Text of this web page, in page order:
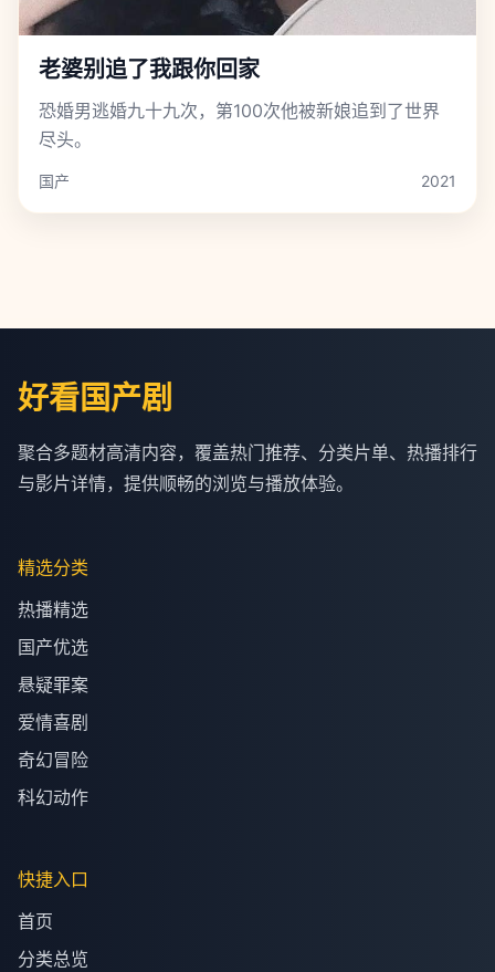
老婆别追了我跟你回家
恐婚男逃婚九十九次，第100次他被新娘追到了世界
尽头。
国产 2021
好看国产剧
聚合多题材高清内容，覆盖热门推荐、分类片单、热播排行
与影片详情，提供顺畅的浏览与播放体验。
精选分类
热播精选
国产优选
悬疑罪案
爱情喜剧
奇幻冒险
科幻动作
快捷入口
首页
分类总览